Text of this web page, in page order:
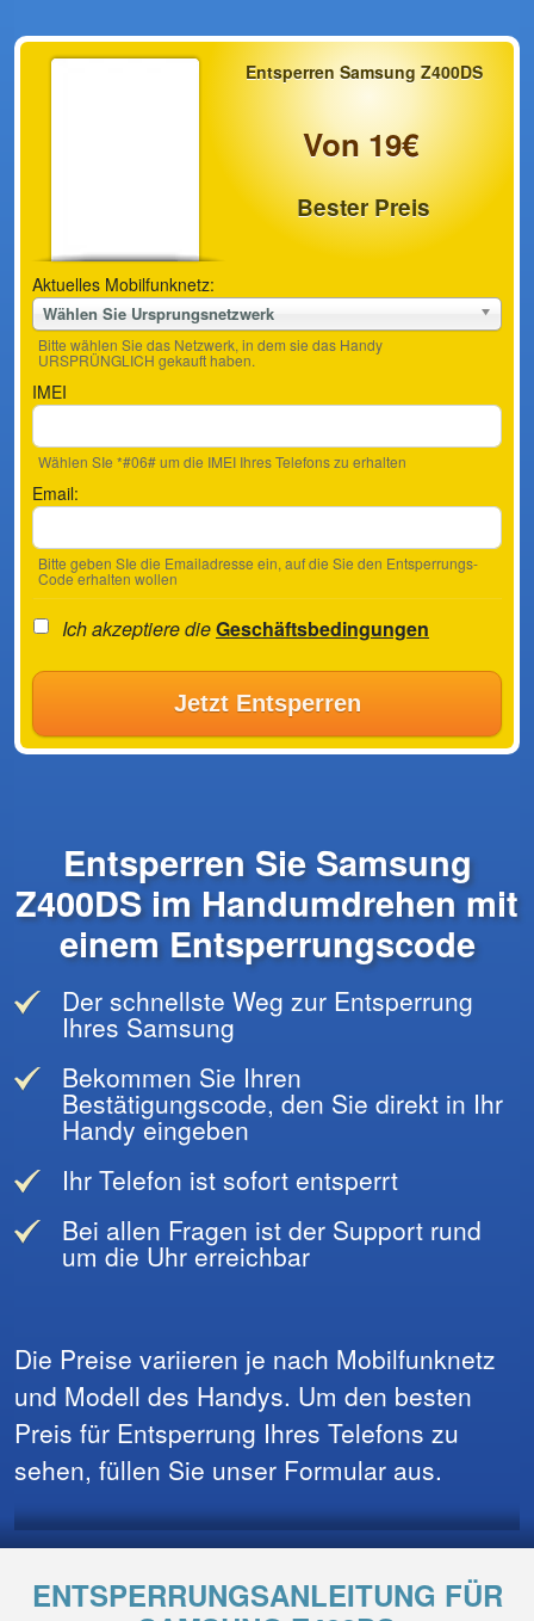
Entsperren Samsung Z400DS
Von 19€
Bester Preis
Aktuelles Mobilfunknetz:
Wählen Sie Ursprungsnetzwerk
Bitte wählen Sie das Netzwerk, in dem sie das Handy
URSPRÜNGLICH gekauft haben.
IMEI
Wählen SIe *#06# um die IMEI Ihres Telefons zu erhalten
Email:
Bitte geben SIe die Emailadresse ein, auf die Sie den Entsperrungs-
Code erhalten wollen
Ich akzeptiere dieGeschäftsbedingungen
Jetzt Entsperren
Entsperren Sie Samsung
Z400DS im Handumdrehen mit
einem Entsperrungscode
Der schnellste Weg zur Entsperrung
Ihres Samsung
Bekommen Sie Ihren
Bestätigungscode, den Sie direkt in Ihr
Handy eingeben
Ihr Telefon ist sofort entsperrt
Bei allen Fragen ist der Support rund
um die Uhr erreichbar
Die Preise variieren je nach Mobilfunknetz
und Modell des Handys. Um den besten
Preis für Entsperrung Ihres Telefons zu
sehen, füllen Sie unser Formular aus.
ENTSPERRUNGSANLEITUNG FÜR